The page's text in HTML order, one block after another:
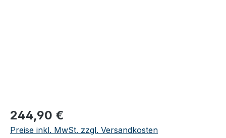
Regulärer Preis:
244,90 €
Preise inkl. MwSt. zzgl. Versandkosten